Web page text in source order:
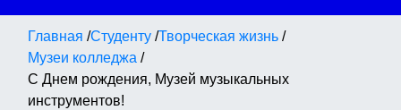
Главная /Студенту /Творческая жизнь /
Музеи колледжа /
С Днем рождения, Музей музыкальных
инструментов!